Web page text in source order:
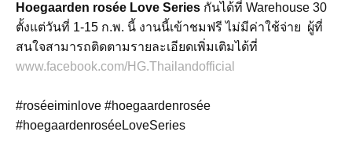
Hoegaarden rosée Love Series กันได้ที่ Warehouse 30
ตั้งแต่วันที่ 1-15 ก.พ. นี้ งานนี้เข้าชมฟรี ไม่มีค่าใช้จ่าย ผู้ที่
สนใจสามารถติดตามรายละเอียดเพิ่มเติมได้ที่
www.facebook.com/HG.Thailandofficial
#roséeiminlove #hoegaardenrosée
#hoegaardenroséeLoveSeries